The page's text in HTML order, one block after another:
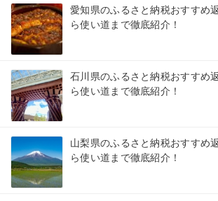
愛知県のふるさと納税おすすめ
ら使い道まで徹底紹介！
石川県のふるさと納税おすすめ
ら使い道まで徹底紹介！
山梨県のふるさと納税おすすめ
ら使い道まで徹底紹介！